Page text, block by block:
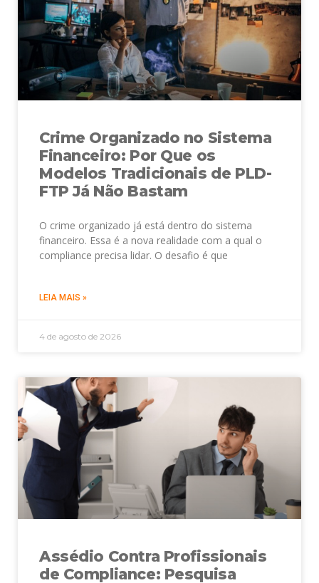
Crime Organizado no Sistema
Financeiro: Por Que os
Modelos Tradicionais de PLD-
FTP Já Não Bastam
O crime organizado já está dentro do sistema
financeiro. Essa é a nova realidade com a qual o
compliance precisa lidar. O desafio é que
LEIA MAIS »
4 de agosto de 2026
Assédio Contra Profissionais
de Compliance: Pesquisa